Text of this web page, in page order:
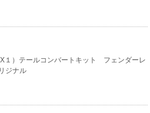
１）テールコンバートキット フェンダーレ
ジナル